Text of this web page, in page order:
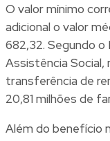
O valor mínimo
adicional o valor
682,32. Segundo
Assistência
transferência de
20,81 milhões de
Além do benefício